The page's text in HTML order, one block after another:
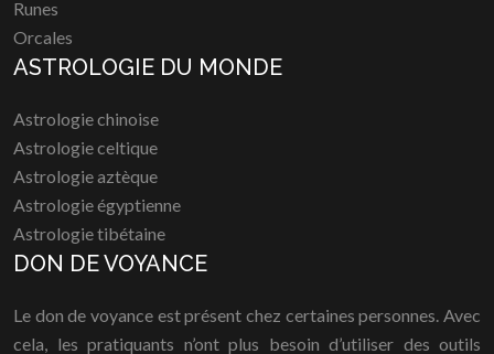
Runes
Orcales
ASTROLOGIE DU MONDE
Astrologie chinoise
Astrologie celtique
Astrologie aztèque
Astrologie égyptienne
Astrologie tibétaine
DON DE VOYANCE
Le don de voyance est présent chez certaines personnes. Avec
cela, les pratiquants n’ont plus besoin d’utiliser des outils